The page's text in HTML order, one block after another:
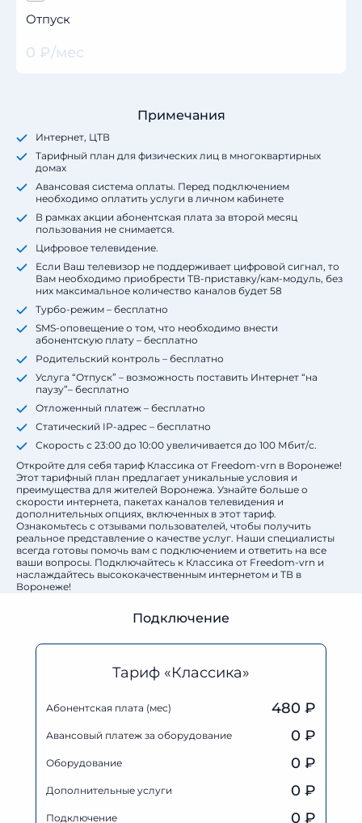
Отпуск
0 ₽/мес
Примечания
Интернет, ЦТВ
Тарифный план для физических лиц в многоквартирных
домах
Авансовая система оплаты. Перед подключением
необходимо оплатить услуги в личном кабинете
В рамках акции абонентская плата за второй месяц
пользования не снимается.
Цифровое телевидение.
Если Ваш телевизор не поддерживает цифровой сигнал, то
Вам необходимо приобрести ТВ-приставку/кам-модуль, без
них максимальное количество каналов будет 58
Турбо-режим – бесплатно
SMS-оповещение о том, что необходимо внести
абонентскую плату – ​бесплатно
Родительский контроль – ​бесплатно
Услуга “Отпуск” – возможность поставить Интернет “на
паузу”– ​бесплатно
Отложенный платеж ​– ​бесплатно
Статический IР-адрес – ​бесплатно
Скорость с 23:00 до 10:00 увеличивается до 100 Мбит/с.
Откройте для себя тариф Классика от Freedom-vrn в Воронеже!
Этот тарифный план предлагает уникальные условия и
преимущества для жителей Воронежа. Узнайте больше о
скорости интернета, пакетах каналов телевидения и
дополнительных опциях, включенных в этот тариф.
Ознакомьтесь с отзывами пользователей, чтобы получить
реальное представление о качестве услуг. Наши специалисты
всегда готовы помочь вам с подключением и ответить на все
ваши вопросы. Подключайтесь к Классика от Freedom-vrn и
наслаждайтесь высококачественным интернетом и ТВ в
Воронеже!
Подключение
Тариф «Классика»
Абонентская плата (мес) 480 ₽
Авансовый платеж за оборудование 0 ₽
Оборудование 0 ₽
Дополнительные услуги 0 ₽
Подключение 0 ₽